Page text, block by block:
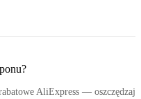
AliExpress — oszczędzaj